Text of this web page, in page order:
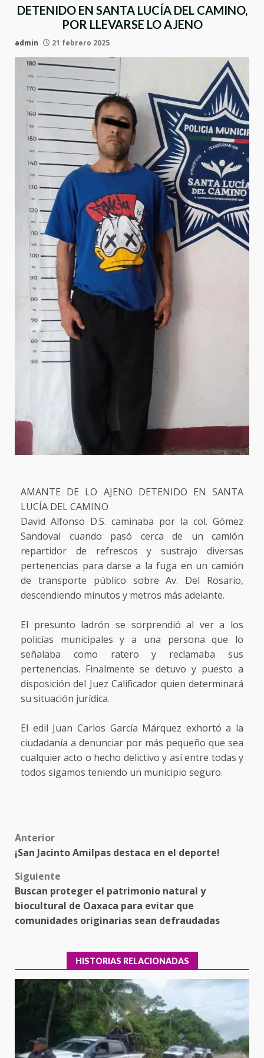
DETENIDO EN SANTA LUCÍA DEL CAMINO,
POR LLEVARSE LO AJENO
admin 21 febrero 2025
AMANTE DE LO AJENO DETENIDO EN SANTA
LUCÍA DEL CAMINO
David Alfonso D.S. caminaba por la col. Gómez
Sandoval cuando pasó cerca de un camión
repartidor de refrescos y sustrajo diversas
pertenencias para darse a la fuga en un camión
de transporte público sobre Av. Del Rosario,
descendiendo minutos y metros más adelante.
El presunto ladrón se sorprendió al ver a los
policías municipales y a una persona que lo
señalaba como ratero y reclamaba sus
pertenencias. Finalmente se detuvo y puesto a
disposición del Juez Calificador quien determinará
su situación jurídica.
El edil Juan Carlos García Márquez exhortó a la
ciudadanía a denunciar por más pequeño que sea
cualquier acto o hecho delictivo y así entre todas y
todos sigamos teniendo un municipio seguro.
Post
navigation
Anterior
¡San Jacinto Amilpas destaca en el deporte!
Siguiente
Buscan proteger el patrimonio natural y
biocultural de Oaxaca para evitar que
comunidades originarias sean defraudadas
HISTORIAS RELACIONADAS